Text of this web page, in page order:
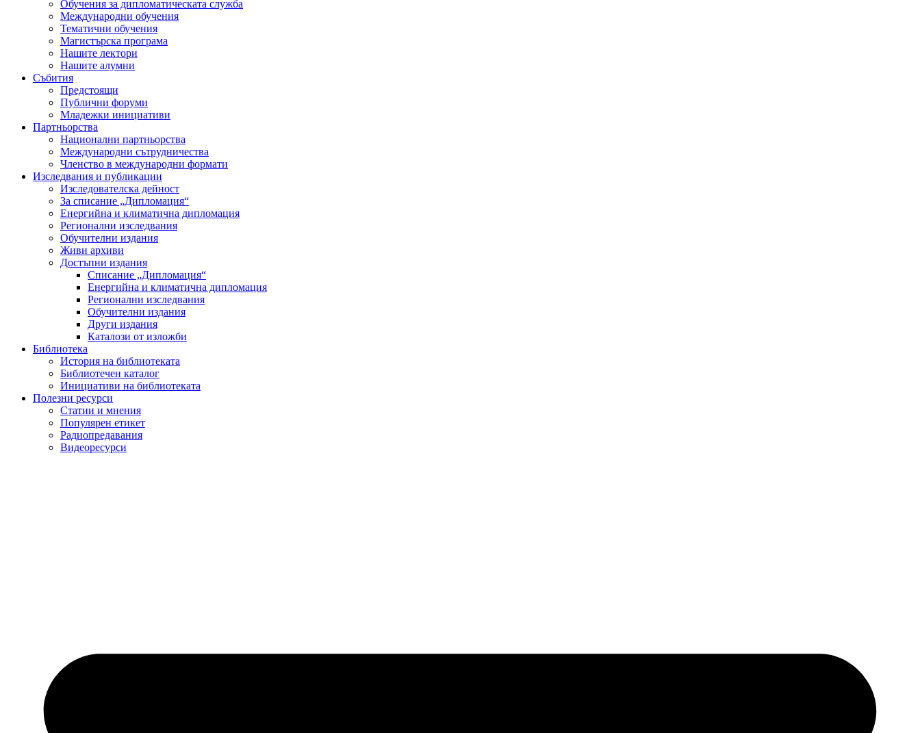
Обучения за дипломатическата служба
Международни обучения
Тематични обучения
Магистърска програма
Нашите лектори
Нашите алумни
Събития
Предстоящи
Публични форуми
Младежки инициативи
Партньорства
Национални партньорства
Международни сътрудничества
Членство в международни формати
Изследвания и публикации
Изследователска дейност
За списание „Дипломация“
Енергийна и климатична дипломация
Регионални изследвания
Обучителни издания
Живи архиви
Достъпни издания
Списание „Дипломация“
Енергийна и климатична дипломация
Регионални изследвания
Обучителни издания
Други издания
Каталози от изложби
Библиотека
История на библиотеката
Библиотечен каталог
Инициативи на библиотеката
Полезни ресурси
Статии и мнения
Популярен етикет
Радиопредавания
Видеоресурси